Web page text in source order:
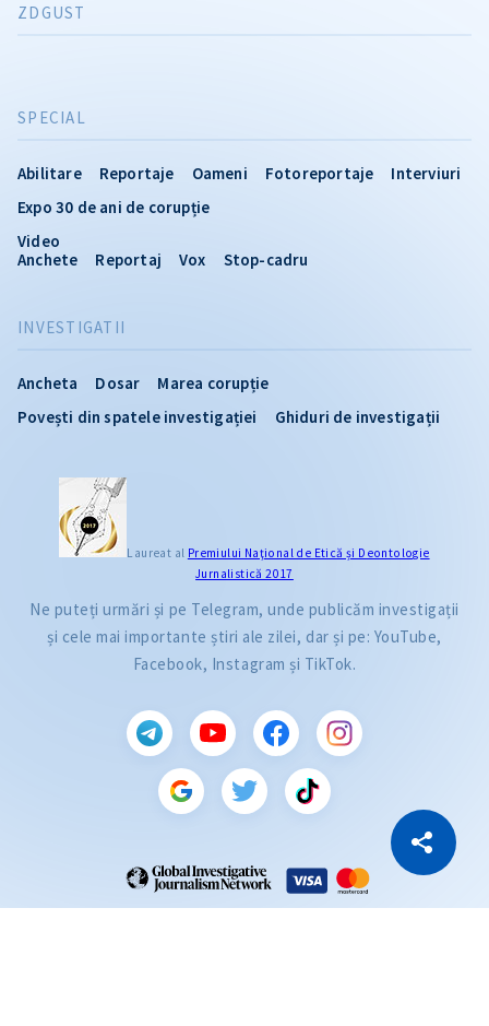
Copiază Link
INVESTIGATII
Ancheta Dosar
Marea corupție
Povești din spatele investigației
Ghiduri de investigații
SPECIAL
Abilitare Reportaje Oameni Fotoreportaje
Interviuri
Expo 30 de ani de corupție
Video
Anchete
Reportaj Vox Stop-cadru
ZDGUST
Laureat al Premiului Naţional de Etică și Deontologie
Jurnalistică 2017
Ne puteți urmări și pe Telegram, unde publicăm investigații
și cele mai importante știri ale zilei, dar și pe: YouTube,
Facebook, Instagram și TikTok.